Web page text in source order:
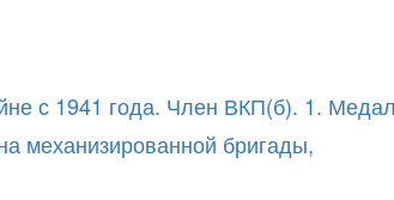
с 1941 года. Член ВКП(б). 1.
механизированной бригады,